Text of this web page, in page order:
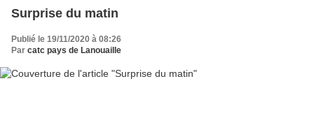
Surprise du matin
Publié le 19/11/2020 à 08:26
Par catc pays de Lanouaille